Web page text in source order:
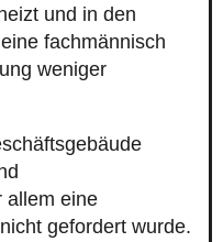
und in den
fachmännisch
weniger
allem eine
gefordert wurde.